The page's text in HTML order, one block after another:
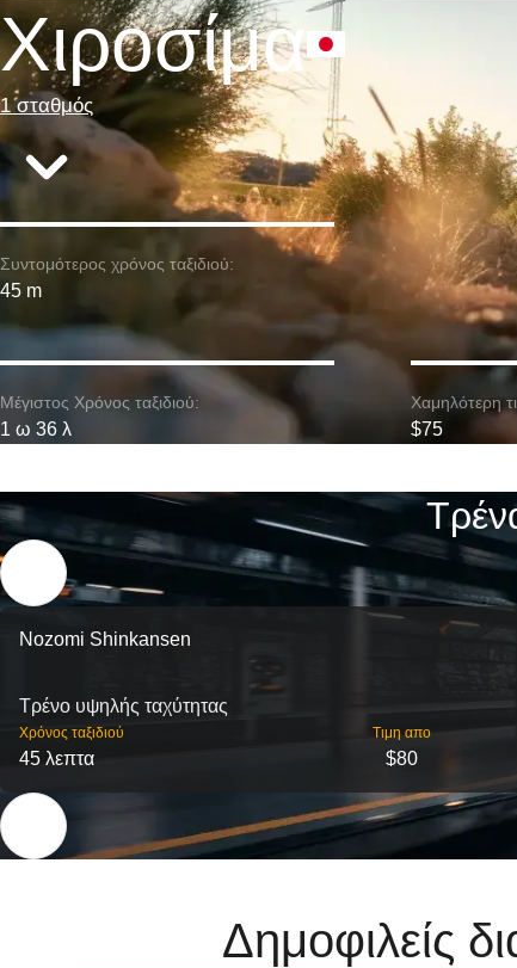
Χιροσίμα
1 σταθμός
Συντομότερος χρόνος ταξιδιού:
45 m
Μέγιστος Χρόνος ταξιδιού:
1 ω 36 λ
Χαμηλότερη
$75
Nozomi Shinkansen
Τρένο υψηλής ταχύτητας
Χρόνος ταξιδιού
45 λεπτα
Τιμη απο
$80
Δημοφιλείς